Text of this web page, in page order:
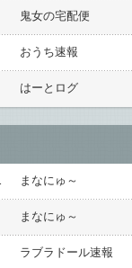
鬼女の宅配便
おうち速報
はーとログ
まなにゅ～
まなにゅ～
ラブラドール速報